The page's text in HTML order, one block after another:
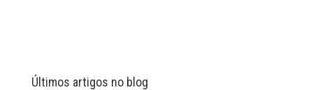
Últimos artigos no blog